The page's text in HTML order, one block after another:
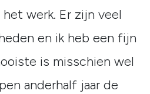
werk. Er zijn veel
en ik heb een fijn
is misschien wel
anderhalf jaar de